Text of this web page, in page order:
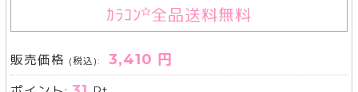
ｶﾗｺﾝ 全品送料無料
販売価格 (税込): 3,410 円